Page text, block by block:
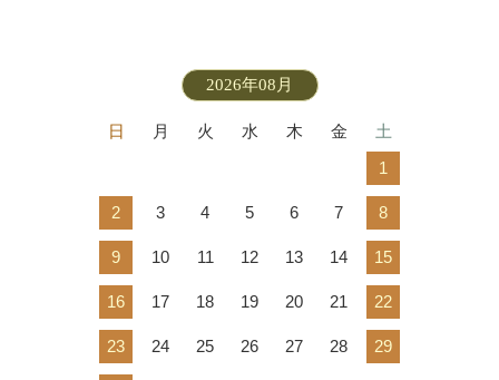
2026年08月
日 月 火 水 木 金
土
1
2 3 4 5 6 7 8
9 10 11 12 13 14 15
16 17 18 19 20 21 22
23 24 25 26 27 28 29